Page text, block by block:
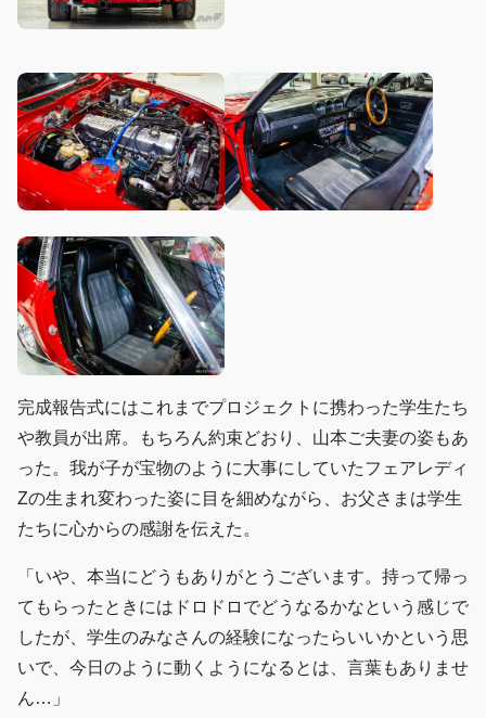
完成報告式にはこれまでプロジェクトに携わった学生たち
や教員が出席。もちろん約束どおり、山本ご夫妻の姿もあ
った。我が子が宝物のように大事にしていたフェアレディ
Zの生まれ変わった姿に目を細めながら、お父さまは学生
たちに心からの感謝を伝えた。
「いや、本当にどうもありがとうございます。持って帰っ
てもらったときにはドロドロでどうなるかなという感じで
したが、学生のみなさんの経験になったらいいかという思
いで、今日のように動くようになるとは、言葉もありませ
ん…」